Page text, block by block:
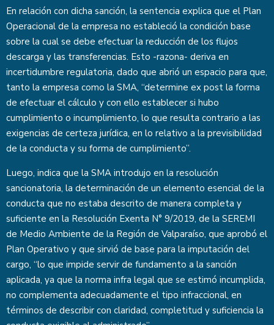
En relación con dicha sanción, la sentencia explica que el Plan
Operacional de la empresa no estableció la condición base
sobre la cual se debe efectuar la reducción de los flujos
descarga y las transferencias. Esto -razona- deriva en
incertidumbre regulatoria, dado que abrió un espacio para que,
tanto la empresa como la SMA, “determine ex post la forma
de efectuar el cálculo y con ello establecer si hubo
cumplimiento o incumplimiento, lo que resulta contrario a las
exigencias de certeza jurídica, en lo relativo a la previsibilidad
de la conducta y su forma de cumplimiento”.
Luego, indica que la SMA introdujo en la resolución
sancionatoria, la determinación de un elemento esencial de la
conducta que no estaba descrito de manera completa y
suficiente en la Resolución Exenta N° 9/2019, de la SEREMI
de Medio Ambiente de la Región de Valparaíso, que aprobó el
Plan Operativo y que sirvió de base para la imputación del
cargo, “lo que impide servir de fundamento a la sanción
aplicada, ya que la norma infra legal que se estimó incumplida,
no complementa adecuadamente el tipo infraccional, en
términos de describir con claridad, completitud y suficiencia la